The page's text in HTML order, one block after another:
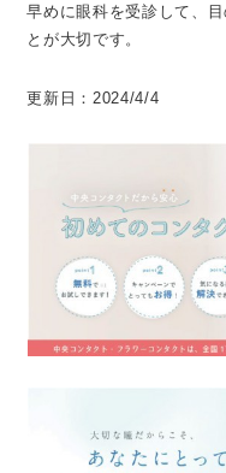
早めに眼科を受診して、
とが大切です。
更新日：2024/4/4